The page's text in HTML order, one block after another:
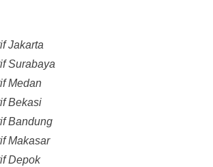
Jakarta
Surabaya
Medan
Bekasi
Bandung
Makasar
Depok